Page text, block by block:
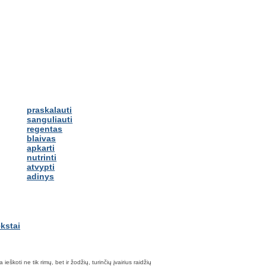
praskalauti
sanguliauti
regentas
blaivas
apkarti
nutrinti
atvypti
adinys
ne tik rimų, bet ir žodžių, turinčių įvairius raidžių